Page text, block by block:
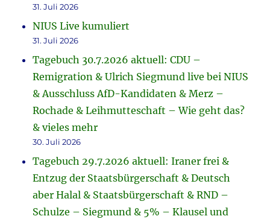
31. Juli 2026
NIUS Live kumuliert
31. Juli 2026
Tagebuch 30.7.2026 aktuell: CDU –
Remigration & Ulrich Siegmund live bei NIUS
& Ausschluss AfD-Kandidaten & Merz –
Rochade & Leihmutteschaft – Wie geht das?
& vieles mehr
30. Juli 2026
Tagebuch 29.7.2026 aktuell: Iraner frei &
Entzug der Staatsbürgerschaft & Deutsch
aber Halal & Staatsbürgerschaft & RND –
Schulze – Siegmund & 5% – Klausel und